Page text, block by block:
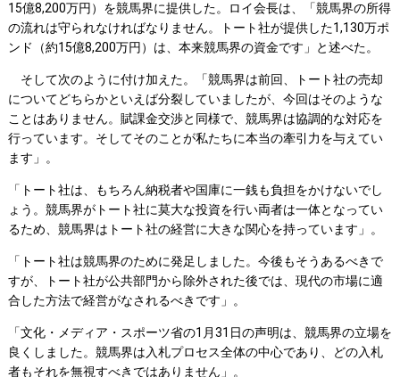
15億8,200万円）を競馬界に提供した。ロイ会長は、「競馬界の所得
の流れは守られなければなりません。トート社が提供した1,130万ポ
ンド（約15億8,200万円）は、本来競馬界の資金です」と述べた。
そして次のように付け加えた。「競馬界は前回、トート社の売却
についてどちらかといえば分裂していましたが、今回はそのような
ことはありません。賦課金交渉と同様で、競馬界は協調的な対応を
行っています。そしてそのことが私たちに本当の牽引力を与えてい
ます」。
「トート社は、もちろん納税者や国庫に一銭も負担をかけないでし
ょう。競馬界がトート社に莫大な投資を行い両者は一体となってい
るため、競馬界はトート社の経営に大きな関心を持っています」。
「トート社は競馬界のために発足しました。今後もそうあるべきで
すが、トート社が公共部門から除外された後では、現代の市場に適
合した方法で経営がなされるべきです」。
「文化・メディア・スポーツ省の1月31日の声明は、競馬界の立場を
良くしました。競馬界は入札プロセス全体の中心であり、どの入札
者もそれを無視すべきではありません」。